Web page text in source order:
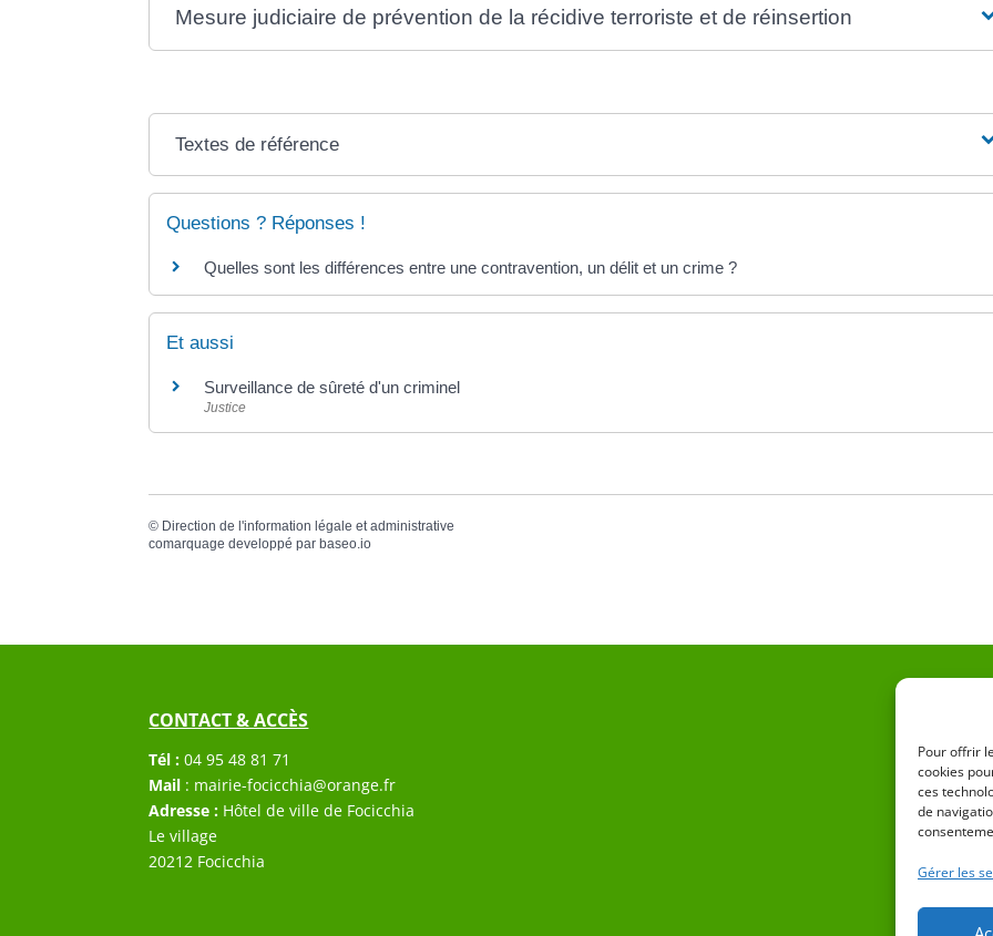
Pour offrir
cookies
ces
de
Gérer les
Mesure judiciaire de prévention de la récidive terroriste et de réinsertion
Textes de référence
Questions ? Réponses !
Quelles sont les différences entre une contravention, un délit et un crime ?
Et aussi
Surveillance de sûreté d'un criminel
Justice
© Direction de l'information légale et administrative
comarquage developpé par baseo.io
CONTACT & ACCÈS
Tél : 04 95 48 81 71
Mail : mairie-focicchia@orange.fr
Adresse : Hôtel de ville de Focicchia
Le village
20212 Focicchia